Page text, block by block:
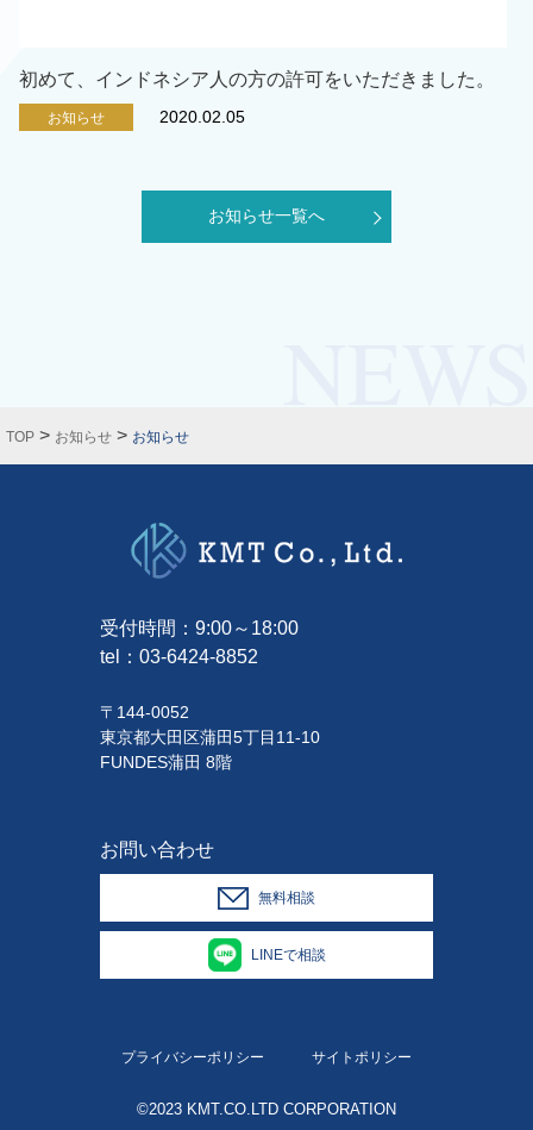
初めて、インドネシア人の方の許可をいただきました。
お知らせ 2020.02.05
お知らせ一覧へ
TOP > お知らせ > お知らせ
受付時間：9:00～18:00
tel： 03-6424-8852
〒144-0052
東京都大田区蒲田5丁目11-10
FUNDES蒲田 8階
お問い合わせ
無料相談
LINEで相談
プライバシーポリシー サイトポリシー
©2023 KMT.CO.LTD CORPORATION